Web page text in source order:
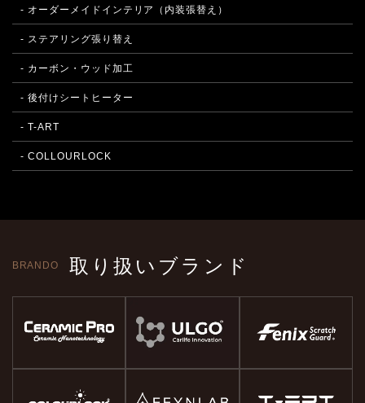
- オーダーメイドインテリア（内装張替え）
- ステアリング張り替え
- カーボン・ウッド加工
- 後付けシートヒーター
- T-ART
- COLLOURLOCK
BRANDO 取り扱いブランド